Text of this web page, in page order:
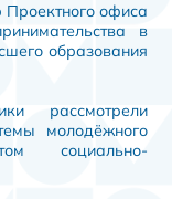
офиса
в
образования
рассмотрели
молодёжного
социально-